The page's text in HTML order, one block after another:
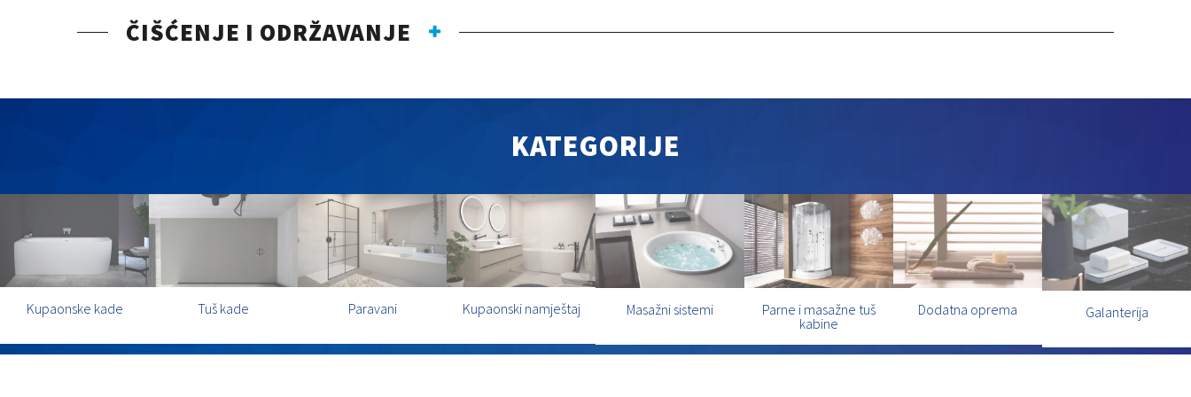
ČIŠĆENJE I ODRŽAVANJE
KATEGORIJE
Kupaonske kade Tuš kade Paravani Kupaonski namještaj Masažni sistemi
Parne i masažne tuš
kabine
Dodatna oprema Galanterija